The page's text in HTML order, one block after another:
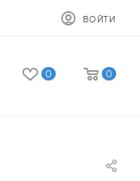
ВОЙТИ
0 0